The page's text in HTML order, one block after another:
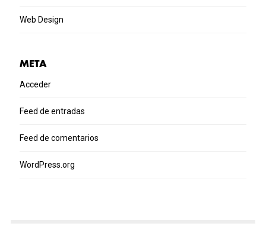
Web Design
META
Acceder
Feed de entradas
Feed de comentarios
WordPress.org